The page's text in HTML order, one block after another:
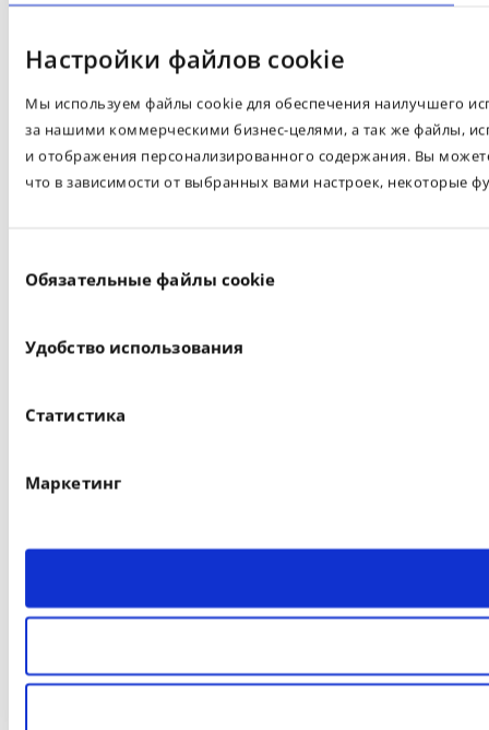
Настройки файлов cookie
Мы используем файлы cookie для обеспечения наилучшего
за нашими коммерческими бизнес-целями, а так же файлы,
и отображения персонализированного содержания. Вы
что в зависимости от выбранных вами настроек, некоторые
согласия
Обязательные файлы cookie
Удобство использования
Статистика
Маркетинг